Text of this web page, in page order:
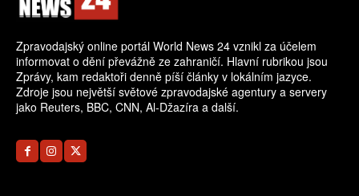
Zpravodajský online portál World News 24 vznikl za účelem
informovat o dění převážně ze zahraničí. Hlavní rubrikou jsou
Zprávy, kam redaktoři denně píší články v lokálním jazyce.
Zdroje jsou největší světové zpravodajské agentury a servery
jako Reuters, BBC, CNN, Al-Džazíra a další.